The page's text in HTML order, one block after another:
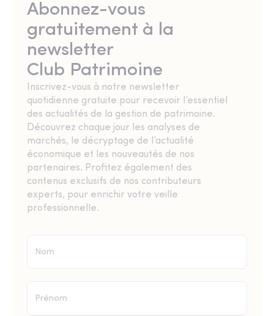
Abonnez-vous
gratuitement à la
newsletter
Club Patrimoine
Inscrivez-vous à notre newsletter
quotidienne gratuite pour recevoir l’essentiel
des actualités de la gestion de patrimoine.
Découvrez chaque jour les analyses de
marchés, le décryptage de l’actualité
économique et les nouveautés de nos
partenaires. Profitez également des
contenus exclusifs de nos contributeurs
experts, pour enrichir votre veille
professionnelle.